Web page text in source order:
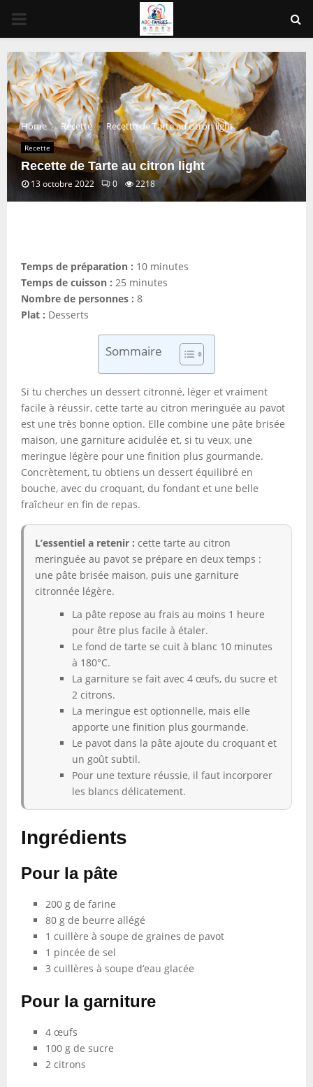
PRIMARY
MENU
Home Recette Recette de Tarte au citron light
Recette
Recette de Tarte au citron light
13 octobre 2022 0 2218
Temps de préparation : 10 minutes
Temps de cuisson : 25 minutes
Nombre de personnes : 8
Plat : Desserts
Sommaire
Si tu cherches un dessert citronné, léger et vraiment
facile à réussir, cette tarte au citron meringuée au pavot
est une très bonne option. Elle combine une pâte brisée
maison, une garniture acidulée et, si tu veux, une
meringue légère pour une finition plus gourmande.
Concrètement, tu obtiens un dessert équilibré en
bouche, avec du croquant, du fondant et une belle
fraîcheur en fin de repas.
L’essentiel a retenir : cette tarte au citron
meringuée au pavot se prépare en deux temps :
une pâte brisée maison, puis une garniture
citronnée légère.
La pâte repose au frais au moins 1 heure
pour être plus facile à étaler.
Le fond de tarte se cuit à blanc 10 minutes
à 180°C.
La garniture se fait avec 4 œufs, du sucre et
2 citrons.
La meringue est optionnelle, mais elle
apporte une finition plus gourmande.
Le pavot dans la pâte ajoute du croquant et
un goût subtil.
Pour une texture réussie, il faut incorporer
les blancs délicatement.
Ingrédients
Pour la pâte
200 g de farine
80 g de beurre allégé
1 cuillère à soupe de graines de pavot
1 pincée de sel
3 cuillères à soupe d’eau glacée
Pour la garniture
4 œufs
100 g de sucre
2 citrons